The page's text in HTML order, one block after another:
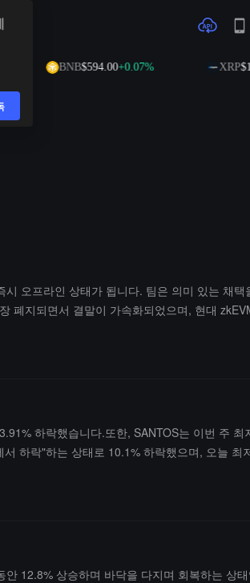
BNB$594.00+0.07% XRP$1.06-
오프라인 상태가 됩니다. 팀은 의미 있는 채택
폐지되면서 결말이 가속화되었으며, 현대
사용자 검토를 위한 2주간의 검토 기간을 제공
하락했습니다.또한, SANTOS는 이번 주 최
하락"하는 상태로 10.1% 하락했으며, 오늘 최
12.8% 상승하며 바닥을 다지며 회복하는 상